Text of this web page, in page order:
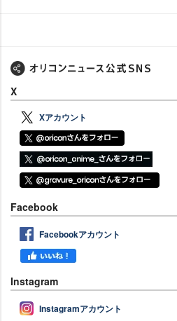
X
Xアカウント
Facebook
Facebookアカウント
Instagram
Instagramアカウント